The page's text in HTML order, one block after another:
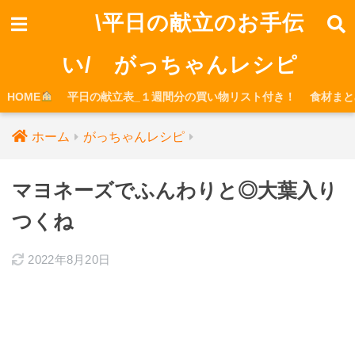
\平日の献立のお手伝
い/ がっちゃんレシピ
HOME 平日の献立表_１週間分の買い物リスト付き！ 食材ま
ホーム がっちゃんレシピ
マヨネーズでふんわりと◎大葉入り
つくね
2022年8月20日